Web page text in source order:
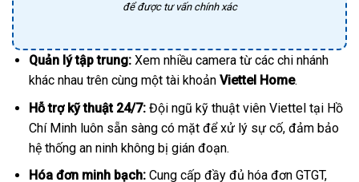
để được tư vấn chính xác
Quản lý tập trung:Xem nhiều camera từ các chi nhánh
khác nhau trên cùng một tài khoản Viettel Home.
Hỗ trợ kỹ thuật 24/7:Đội ngũ kỹ thuật viên Viettel tại Hồ
Chí Minh luôn sẵn sàng có mặt để xử lý sự cố, đảm bảo
hệ thống an ninh không bị gián đoạn.
Hóa đơn minh bạch:Cung cấp đầy đủ hóa đơn GTGT,